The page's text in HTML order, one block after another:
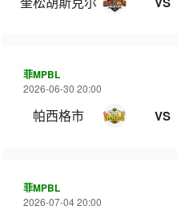
菲MPBL
2026-06-30 20:00
帕西格市 VS
菲MPBL
2026-07-04 20:00